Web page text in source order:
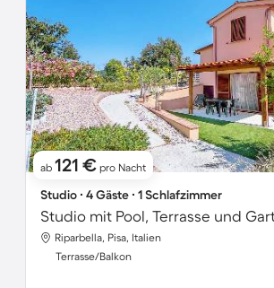
ab 121 € pro Nacht
Studio ∙ 4 Gäste ∙ 1 Schlafzimmer
Studio mit Pool, Terrasse und
Riparbella, Pisa, Italien
Terrasse/Balkon